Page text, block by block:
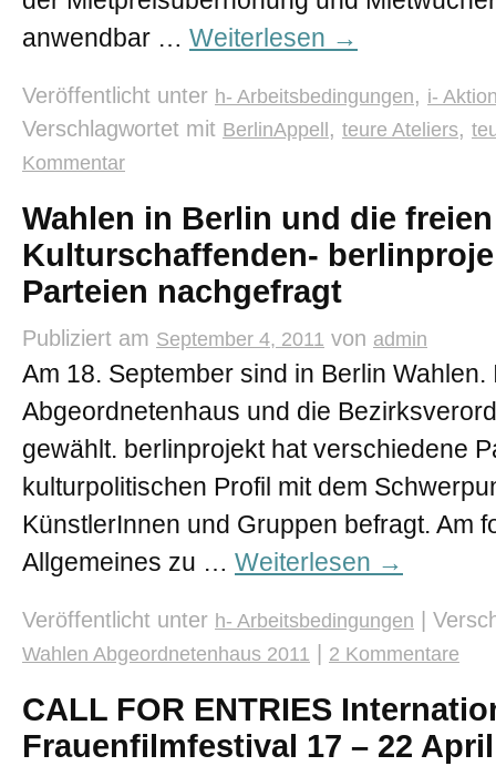
anwendbar … Weiterlesen →
Veröffentlicht unter h- Arbeitsbedingungen, i-
Verschlagwortet mit BerlinAppell, teure Ateliers,
Kommentar
Wahlen in Berlin und die freien
Kulturschaffenden-
Parteien nachgefragt
Publiziert am September 4, 2011 von admin
Am 18. September sind in Berlin
Abgeordnetenhaus und die
gewählt. berlinprojekt hat verschiedene
kulturpolitischen Profil mit dem
KünstlerInnen und Gruppen befragt. Am
Allgemeines zu … Weiterlesen →
Veröffentlicht unter h- Arbeitsbedingungen
Wahlen Abgeordnetenhaus 2011 2 Kommentare
CALL FOR ENTRIES
Frauenfilmfestival 17 – 22